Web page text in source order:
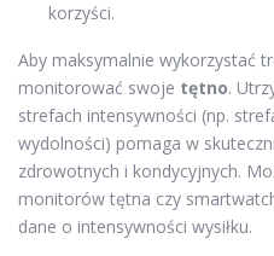
korzyści.
Aby maksymalnie wykorzystać
monitorować swoje tętno.
strefach intensywności (np.
wydolności) pomaga w
zdrowotnych i kondycyjnych.
monitorów tętna czy
dane o intensywności wysiłku.